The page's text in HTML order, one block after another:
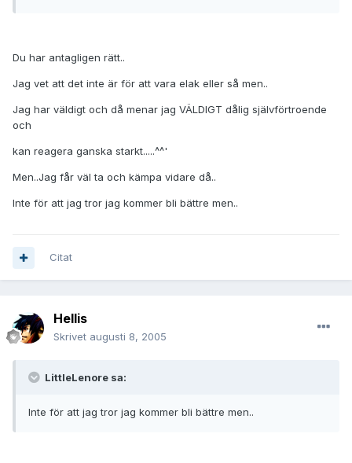
Du har antagligen rätt..
Jag vet att det inte är för att vara elak eller så men..
Jag har väldigt och då menar jag VÄLDIGT dålig självförtroende
och
kan reagera ganska starkt.....^^'
Men..Jag får väl ta och kämpa vidare då..
Inte för att jag tror jag kommer bli bättre men..
Citat
Hellis
Skrivet augusti 8, 2005
LittleLenore sa:
Inte för att jag tror jag kommer bli bättre men..